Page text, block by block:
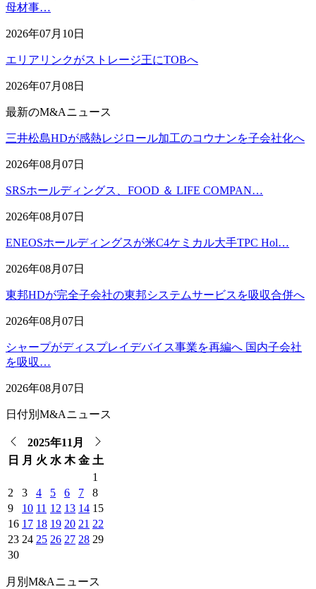
母材事…
2026年07月10日
エリアリンクがストレージ王にTOBへ
2026年07月08日
最新のM&Aニュース
三井松島HDが感熱レジロール加工のコウナンを子会社化へ
2026年08月07日
SRSホールディングス、FOOD ＆ LIFE COMPAN…
2026年08月07日
ENEOSホールディングスが米C4ケミカル大手TPC Hol…
2026年08月07日
東邦HDが完全子会社の東邦システムサービスを吸収合併へ
2026年08月07日
シャープがディスプレイデバイス事業を再編へ 国内子会社
を吸収…
2026年08月07日
日付別M&Aニュース
2025年11月
日
月 火 水 木 金 土
1
2
3 4 5 6 7
8
9
10 11 12 13 14 15
16 17 18 19 20 21 22
23 24 25 26 27 28 29
30
月別M&Aニュース